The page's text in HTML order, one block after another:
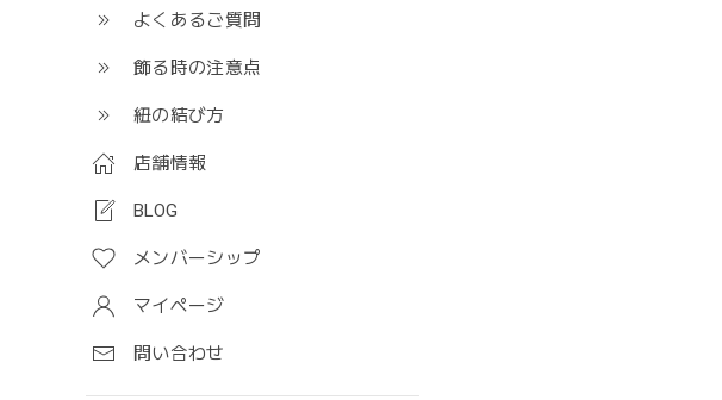
よくあるご質問
飾る時の注意点
紐の結び方
店舗情報
BLOG
メンバーシップ
マイページ
問い合わせ